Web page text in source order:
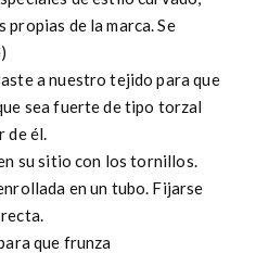
propias de la marca. Se
a nuestro tejido para que
sea fuerte de tipo torzal
él.
su sitio con los tornillos.
en un tubo. Fijarse
que frunza